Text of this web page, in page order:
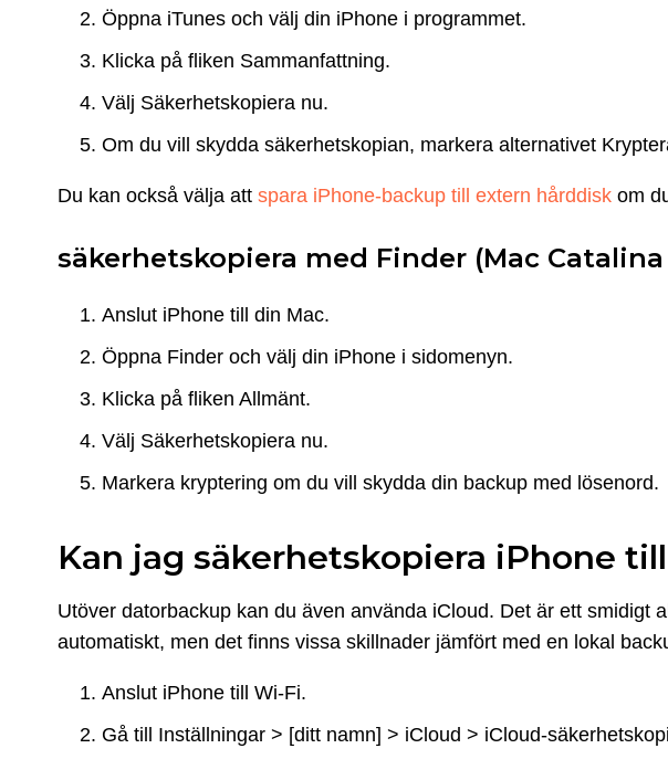
Öppna iTunes och välj din iPhone i programmet.
Klicka på fliken Sammanfattning.
Välj Säkerhetskopiera nu.
Om du vill skydda säkerhetskopian, markera alternativet
Du kan också välja att spara iPhone-backup till extern hårddisk om
säkerhetskopiera med Finder (Mac
Anslut iPhone till din Mac.
Öppna Finder och välj din iPhone i sidomenyn.
Klicka på fliken Allmänt.
Välj Säkerhetskopiera nu.
Markera kryptering om du vill skydda din backup med lösenord.
Kan jag säkerhetskopiera iPhone
Utöver datorbackup kan du även använda iCloud. Det är ett smidigt
automatiskt, men det finns vissa skillnader jämfört med en lokal
Anslut iPhone till Wi-Fi.
Gå till Inställningar > [ditt namn] > iCloud > iCloud-